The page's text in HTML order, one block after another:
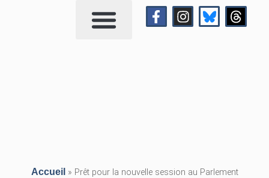
Accueil » Prêt pour la nouvelle session au Parlement